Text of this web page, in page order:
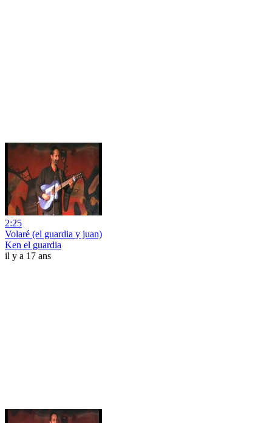
2:25
Volaré (el guardia y juan)
Ken el guardia
il y a 17 ans